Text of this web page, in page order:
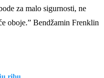
za malo sigurnosti, ne
oboje.” Bendžamin Frenklin